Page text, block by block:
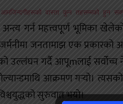
आमजिन्दगीहरूको वास्ता कुन तहसम्मको हुन
अन्त्य गर्न महत्त्वपूर्ण भूमिका
जनतामाझ एक प्रकारको
उल्लंघन गर्दै आपूmलाई सर्वोच्च
आक्रमण गर्‍यो।
सुरुवात भयो।